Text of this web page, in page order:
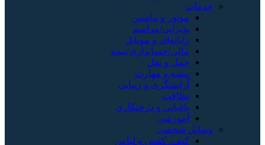
خدمات
موتور و ماشین
پذیرایی/مراسم
رایانه‌ای و موبایل
مالی/حسابداری/بیمه
حمل و نقل
پیشه و مهارت
آرایشگری و زیبایی
نظافت
باغبانی و درختکاری
آموزشی
وسایل شخصی
کیف، کفش و لباس